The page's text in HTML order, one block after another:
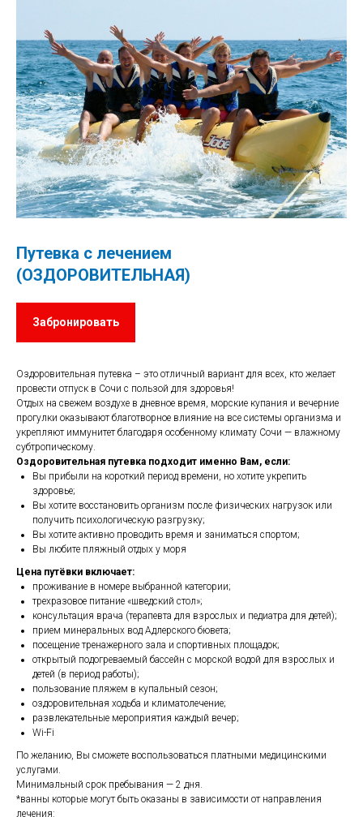
Путевка с лечением
(ОЗДОРОВИТЕЛЬНАЯ)
Забронировать
Оздоровительная путевка – это отличный вариант для всех, кто желает
провести отпуск в Сочи с пользой для здоровья!
Отдых на свежем воздухе в дневное время, морские купания и вечерние
прогулки оказывают благотворное влияние на все системы организма и
укрепляют иммунитет благодаря особенному климату Сочи — влажному
субтропическому.
Оздоровительная путевка подходит именно Вам, если:
Вы прибыли на короткий период времени, но хотите укрепить
здоровье;
Вы хотите восстановить организм после физических нагрузок или
получить психологическую разгрузку;
Вы хотите активно проводить время и заниматься спортом;
Вы любите пляжный отдых у моря
Цена путёвки включает:
проживание в номере выбранной категории;
трехразовое питание «шведский стол»;
консультация врача (терапевта для взрослых и педиатра для детей);
прием минеральных вод Адлерского бювета;
посещение тренажерного зала и спортивных площадок;
открытый подогреваемый бассейн с морской водой для взрослых и
детей (в период работы);
пользование пляжем в купальный сезон;
оздоровительная ходьба и климатолечение;
развлекательные мероприятия каждый вечер;
Wi-Fi
По желанию, Вы сможете воспользоваться платными медицинскими
услугами.
Минимальный срок пребывания — 2 дня.
*ванны которые могут быть оказаны в зависимости от направления
лечения: